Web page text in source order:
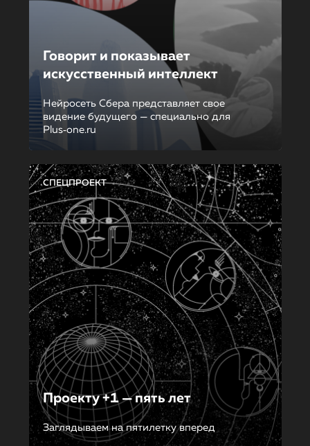
Говорит и показывает
искусственный интеллект
Нейросеть Сбера представляет свое
видение будущего — специально для
Plus‑one.ru
СПЕЦПРОЕКТ
Проекту +1 — пять лет
Заглядываем на пятилетку вперед